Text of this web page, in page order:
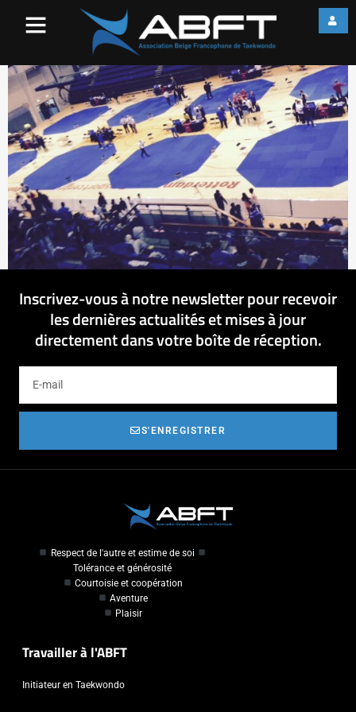
Inscrivez-vous à notre newsletter pour recevoir
les dernières actualités et mises à jour
directement dans votre boîte de réception.
S'ENREGISTRER
Respect de l'autre et estime de soi
Tolérance et générosité
Courtoisie et coopération
Aventure
Plaisir
Travailler à l'ABFT
Initiateur en Taekwondo